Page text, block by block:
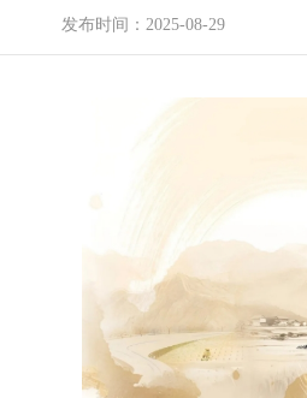
发布时间：2025-08-29